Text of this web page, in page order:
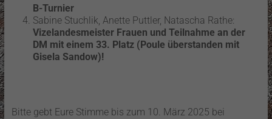
B-Turnier
Sabine Stuchlik, Anette Puttler, Natascha Rathe:
Vizelandesmeister Frauen und Teilnahme an der
DM mit einem 33. Platz (Poule überstanden mit
Gisela Sandow)!
Bitte gebt Eure Stimme bis zum 10. März 2025 bei